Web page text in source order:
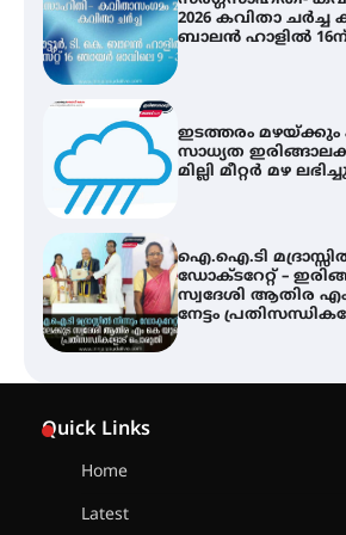
2026 കവിതാ ചർച്ച
ബാലൻ ഹാളിൽ
ഇടത്തരം മഴയ്ക്കും
സാധ്യത
മില്ലി മീറ്റർ മഴ
ഐ.ഐ.ടി
ഡോക്ടറേറ്റ് –
സ്വദേശി ആതിര
നേട്ടം
Quick Links
Home
Latest